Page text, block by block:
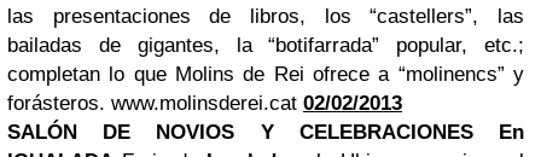
las presentaciones de libros, los “castellers”, las
bailadas de gigantes, la “botifarrada” popular, etc.;
completan lo que Molins de Rei ofrece a “molinencs” y
forásteros. www.molinsderei.cat 02/02/2013
SALÓN DE NOVIOS Y CELEBRACIONES En